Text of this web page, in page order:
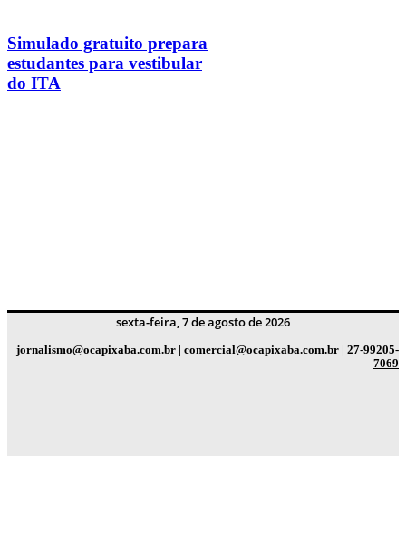
Simulado gratuito prepara
estudantes para vestibular
do ITA
sexta-feira, 7 de agosto de 2026
jornalismo@ocapixaba.com.br | comercial@ocapixaba.com.br | 27-99205-
7069